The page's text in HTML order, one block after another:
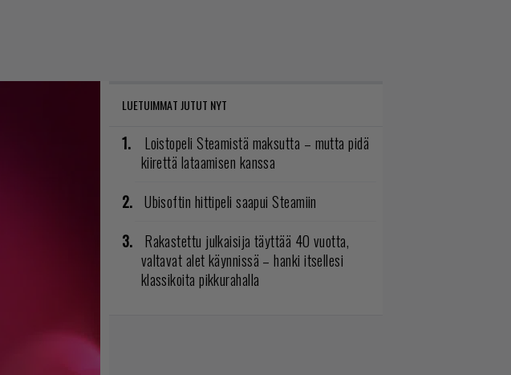
LUETUIMMAT JUTUT NYT
Loistopeli Steamistä maksutta – mutta pidä
kiirettä lataamisen kanssa
Ubisoftin hittipeli saapui Steamiin
Rakastettu julkaisija täyttää 40 vuotta,
valtavat alet käynnissä – hanki itsellesi
klassikoita pikkurahalla